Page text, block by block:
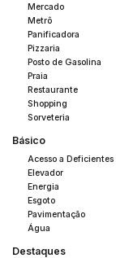
Mercado
Metrô
Panificadora
Pizzaria
Posto de Gasolina
Praia
Restaurante
Shopping
Sorveteria
Básico
Acesso a Deficientes
Elevador
Energia
Esgoto
Pavimentação
Água
Destaques